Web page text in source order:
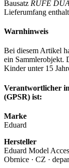
Bausatz RUFE
Lieferumfang
Warnhinweis
Bei diesem Artikel
ein Sammlerobjekt.
Kinder unter 15
Verantwortlicher
(GPSR) ist:
Marke
Eduard
Hersteller
Eduard Model
Obrnice · CZ ·